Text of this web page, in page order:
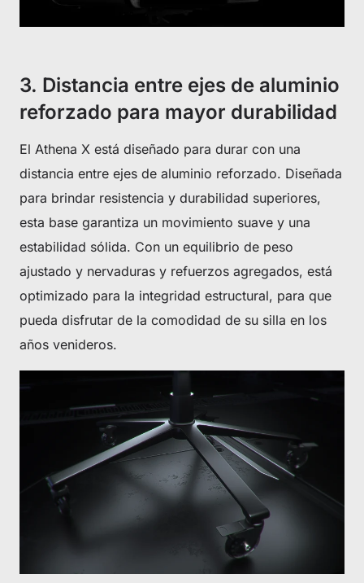
3. Distancia entre ejes de aluminio
reforzado para mayor durabilidad
El Athena X está diseñado para durar con una
distancia entre ejes de aluminio reforzado. Diseñada
para brindar resistencia y durabilidad superiores,
esta base garantiza un movimiento suave y una
estabilidad sólida. Con un equilibrio de peso
ajustado y nervaduras y refuerzos agregados, está
optimizado para la integridad estructural, para que
pueda disfrutar de la comodidad de su silla en los
años venideros.